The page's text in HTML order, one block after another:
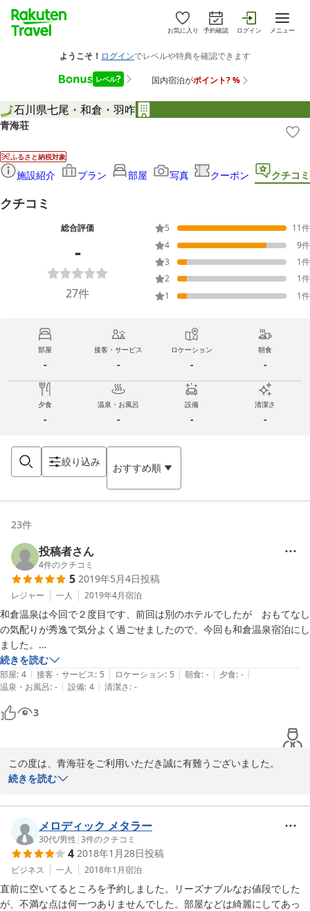
お気に入り 予約確認 ログイン メニュー
石川県七尾・和倉・羽咋
青海荘
ふるさと納税対象
施設紹介 プラン 部屋 写真 クーポン クチコミ
クチコミ
総合評価
-
27件
5 11件
4
9件
3
1件
2
1件
1
1件
部屋
-
接客・サービス
-
ロケーション
-
朝食
-
夕食
-
温泉・お風呂
-
設備
-
清潔さ
-
絞り込み おすすめ順
23件
投稿者さん
4件のクチコミ
5 2019年5月4日投稿
レジャー 一人 2019年4月宿泊
和倉温泉は今回で２度目です、前回は別のホテルでしたが　おもてなし
の気配りが秀逸で気分よく過ごせましたので、今回も和倉温泉宿泊にし
ました。
今回宿泊した青海荘もその事例に遜色無く、とても気分良く過ごせまし
た。
「和倉温泉」外れ無しです。
続きを読む
部屋: 4 | 接客・サービス: 5 | ロケーション: 5 | 朝食: - | 夕食: - |
温泉・お風呂: - | 設備: 4 | 清潔さ: -
3
この度は、青海荘をご利用いただき誠に有難うございました。
また、貴重なお時間の中でのクチコミ投稿に感謝いたします。
「和倉温泉」の印象を変えることなく当館でもお過ごしいただけま
したこと、大変嬉しく思っております。
今後もさらに向上していくよう日々努めて参ります。
和倉をはじめ能登にはたくさんの観光スポットがございますので、
是非またお越しくださいませ。
続きを読む
メロディック メタラー
30代/男性 |3件のクチコミ
4 2018年1月28日投稿
ビジネス 一人 2018年1月宿泊
直前に空いてるところを予約しました。リーズナブルなお値段でした
が、不満な点は何一つありませんでした。部屋などは綺麗にしてあっ